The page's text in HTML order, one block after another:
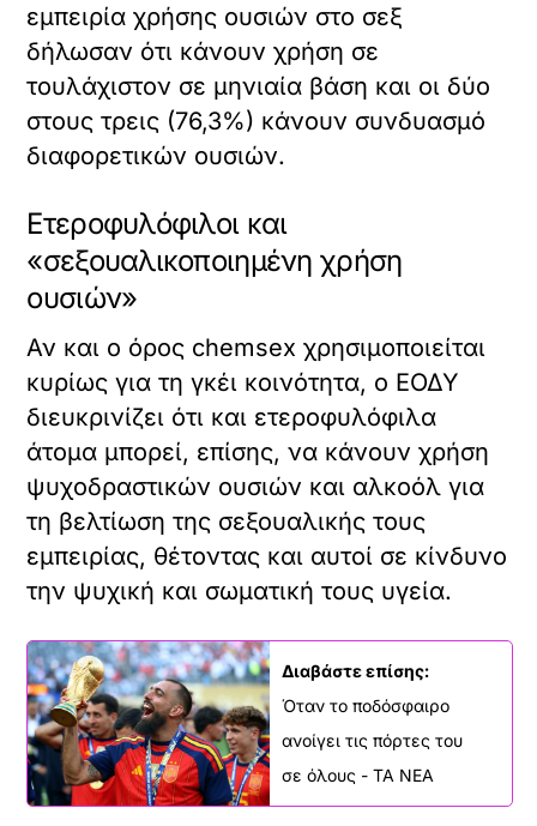
εμπειρία χρήσης ουσιών στο σεξ
δήλωσαν ότι κάνουν χρήση σε
τουλάχιστον σε μηνιαία βάση και οι δύο
στους τρεις (76,3%) κάνουν συνδυασμό
διαφορετικών ουσιών.
Ετεροφυλόφιλοι και
«σεξουαλικοποιημένη χρήση
ουσιών»
Αν και ο όρος chemsex χρησιμοποιείται
κυρίως για τη γκέι κοινότητα, ο ΕΟΔΥ
διευκρινίζει ότι και ετεροφυλόφιλα
άτομα μπορεί, επίσης, να κάνουν χρήση
ψυχοδραστικών ουσιών και αλκοόλ για
τη βελτίωση της σεξουαλικής τους
εμπειρίας, θέτοντας και αυτοί σε κίνδυνο
την ψυχική και σωματική τους υγεία.
Διαβάστε επίσης:
Όταν το ποδόσφαιρο
ανοίγει τις πόρτες του
σε όλους - ΤΑ ΝΕΑ